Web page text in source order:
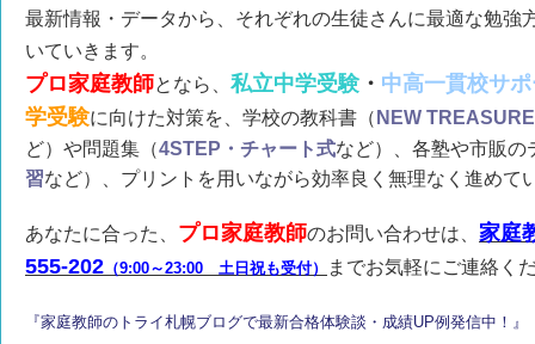
最新情報・データから、それぞれの生徒さんに最適な勉強
いていきます。
プロ家庭教師となら、 私立中学受験 ・ 中高一貫校サ
学受験に向けた対策を、学校の教科書（ NEW
ど）や問題集（4STEP・チャート式など）、各塾や市販の
習など）、プリントを用いながら効率良く無理なく進めて
あなたに合った、 プロ家庭教師のお問い合わせは、 家庭
555-202 （9:00～23:00 土日祝も受付） までお気軽にご連絡く
『家庭教師のトライ札幌ブログで最新合格体験談・成績UP例発信中！』